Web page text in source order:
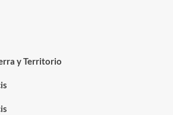
y Territorio